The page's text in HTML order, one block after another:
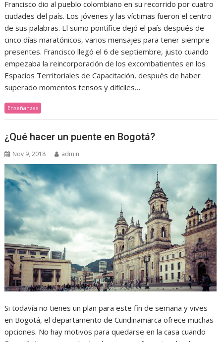
Francisco dio al pueblo colombiano en su recorrido por cuatro
ciudades del país. Los jóvenes y las víctimas fueron el centro
de sus palabras. El sumo pontífice dejó el país después de
cinco días maratónicos, varios mensajes para tener siempre
presentes. Francisco llegó el 6 de septiembre, justo cuando
empezaba la reincorporación de los excombatientes en los
Espacios Territoriales de Capacitación, después de haber
superado momentos tensos y difíciles…
Enseñanzas
¿Qué hacer un puente en Bogotá?
Nov 9, 2018 admin
Si todavía no tienes un plan para este fin de semana y vives
en Bogotá, el departamento de Cundinamarca ofrece muchas
opciones. No hay motivos para quedarse en la casa cuando